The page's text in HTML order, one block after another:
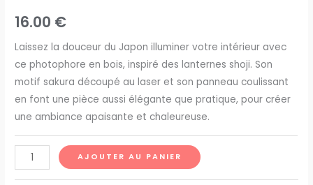
16.00 €
Laissez la douceur du Japon illuminer votre intérieur avec
ce photophore en bois, inspiré des lanternes shoji. Son
motif sakura découpé au laser et son panneau coulissant
en font une pièce aussi élégante que pratique, pour créer
une ambiance apaisante et chaleureuse.
AJOUTER AU PANIER